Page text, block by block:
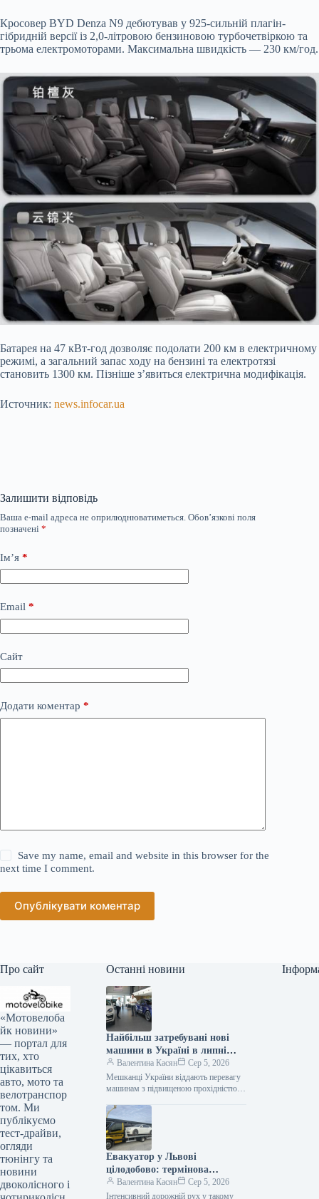
Кросовер BYD Denza N9 дебютував у 925-сильній плагін-
гібридній версії із 2,0-літровою бензиновою турбочетвіркою та
трьома електромоторами. Максимальна швидкість — 230 км/год.
Батарея на 47 кВт-год дозволяє подолати 200 км в електричному
режимі, а загальний запас ходу на бензині та електротязі
становить 1300 км. Пізніше з’явиться електрична модифікація.
Источник: news.infocar.ua
Залишити відповідь
Ваша e-mail адреса не оприлюднюватиметься. Обов’язкові поля
позначені *
Ім’я *
Email *
Сайт
Додати коментар *
Save my name, email and website in this browser for the
next time I comment.
Опублікувати коментар
Про сайт
«Мотовелоба
йк новини»
— портал для
тих, хто
цікавиться
авто, мото та
велотранспор
том. Ми
публікуємо
тест-драйви,
огляди
тюнінгу та
новини
двоколісного і
Останні новини
Найбільш затребувані нові
машини в Україні в липні
2026 року
Валентина Касян
Сер 5, 2026
Мешканці України віддають перевагу
машинам з підвищеною прохідністю.
2026 році домінують кросовери. За
липень місяць…
Евакуатор у Львові
цілодобово: термінова
автодопомога від Gold
Evakuator
Валентина Касян
Сер 5, 2026
Інтенсивний дорожній рух у такому